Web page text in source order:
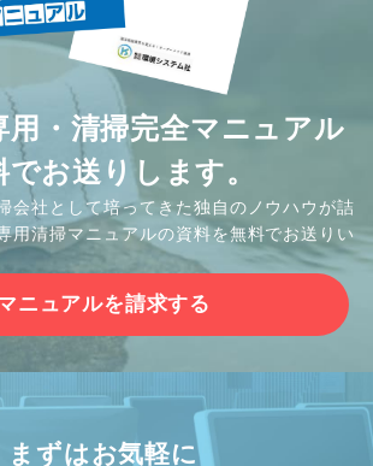
用・清掃完全マニュアル
でお送りします。
会社として培ってきた独自のノウハウが詰
用清掃マニュアルの資料を無料でお送りい
ニュアルを請求する